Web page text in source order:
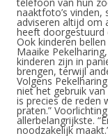
naaktfoto’s vinden,
adviseren altijd om
heeft doorgestuurd
Ook kinderen
Maaike
kinderen zijn in
brengen, terwijl
Volgens
niet het gebruik
is precies de reden
praten.”
allerbelangrijkste.
noodzakelijk